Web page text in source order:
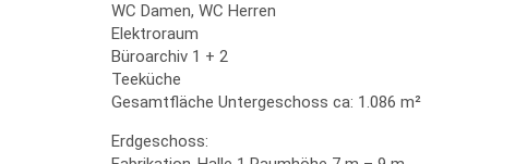
WC Damen, WC Herren
Elektroraum
Büroarchiv 1 + 2
Teeküche
Gesamtfläche Untergeschoss ca: 1.086 m²
Erdgeschoss: